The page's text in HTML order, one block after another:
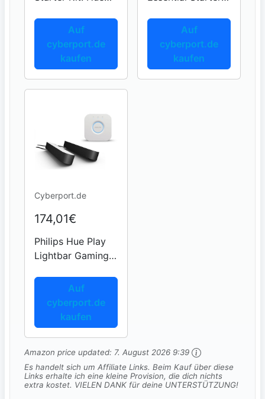
E27, White and
Color Ambiance,
kompatibel mit
gängigen Smart-
Home-Assistenten
Auf
cyberport.de
kaufen
2 Essential E27
smarte Lampen,
White and Color
Ambiance, 2200K-
6500K,
Auf
cyberport.de
kaufen
Cyberport.de
174,01€
Philips Hue Play
Lightbar Gaming
DP Schwarz +
Bridge
Auf
cyberport.de
kaufen
Amazon price updated: 7. August 2026 9:39
Es handelt sich um Affiliate Links. Beim Kauf über diese
Links erhalte ich eine kleine Provision, die dich nichts
extra kostet. VIELEN DANK für deine UNTERSTÜTZUNG!